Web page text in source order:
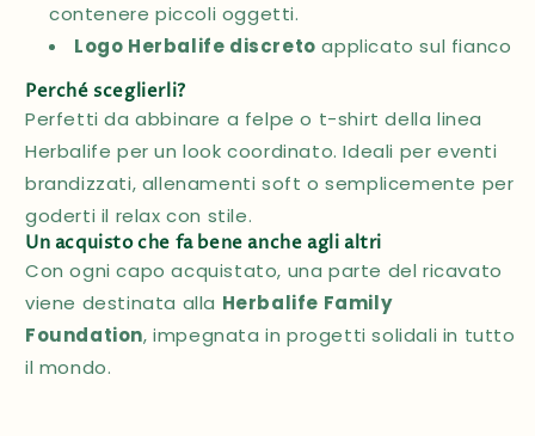
contenere piccoli oggetti.
Logo Herbalife discreto applicato sul fianco
Perché sceglierli?
Perfetti da abbinare a felpe o t-shirt della linea
Herbalife per un look coordinato. Ideali per eventi
brandizzati, allenamenti soft o semplicemente per
goderti il relax con stile.
Un acquisto che fa bene anche agli altri
Con ogni capo acquistato, una parte del ricavato
viene destinata alla Herbalife Family
Foundation, impegnata in progetti solidali in tutto
il mondo.